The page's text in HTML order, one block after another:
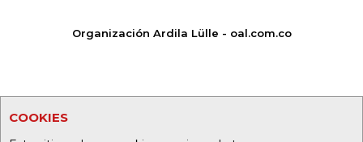
COOKIES
Organización Ardila Lülle - oal.com.co